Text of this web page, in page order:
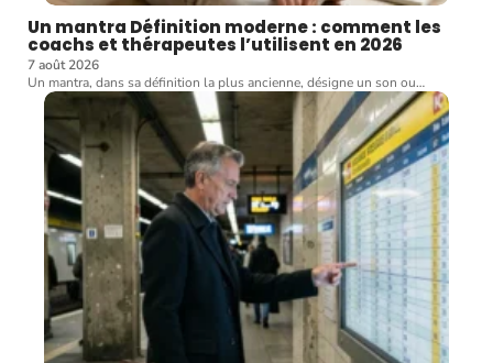
Un mantra Définition moderne : comment les
coachs et thérapeutes l’utilisent en 2026
7 août 2026
Un mantra, dans sa définition la plus ancienne, désigne un son ou…